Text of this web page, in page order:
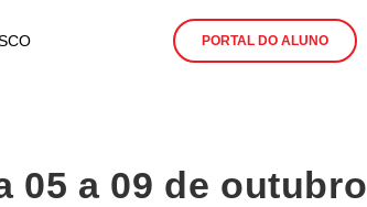
PORTAL DO ALUNO
05 a 09 de outubro